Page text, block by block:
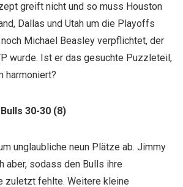
greift nicht und so muss Houston
Dallas und Utah um die Playoffs
Michael Beasley verpflichtet, der
wurde. Ist er das gesuchte Puzzleteil,
harmoniert?
30-30 (8)
unglaubliche neun Plätze ab. Jimmy
aber, sodass den Bulls ihre
zuletzt fehlte. Weitere kleine